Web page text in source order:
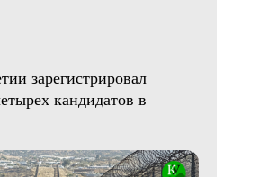
зарегистрировал
кандидатов в